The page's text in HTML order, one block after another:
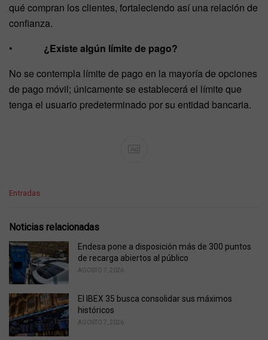
qué compran los clientes, fortaleciendo así una relación de
confianza.
• ¿Existe algún límite de pago?
No se contempla límite de pago en la mayoría de opciones
de pago móvil; únicamente se establecerá el límite que
tenga el usuario predeterminado por su entidad bancaria.
Ad
C
e
o
r
i
:
Entradas
Noticias relacionadas
Endesa pone a disposición más de 300 puntos
de recarga abiertos al público
AGOSTO 7, 2026
El IBEX 35 busca consolidar sus máximos
históricos
AGOSTO 7, 2026